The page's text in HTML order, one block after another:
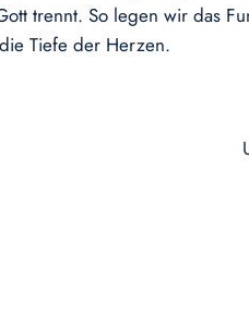
trennt. So legen wir das
Tiefe der Herzen.